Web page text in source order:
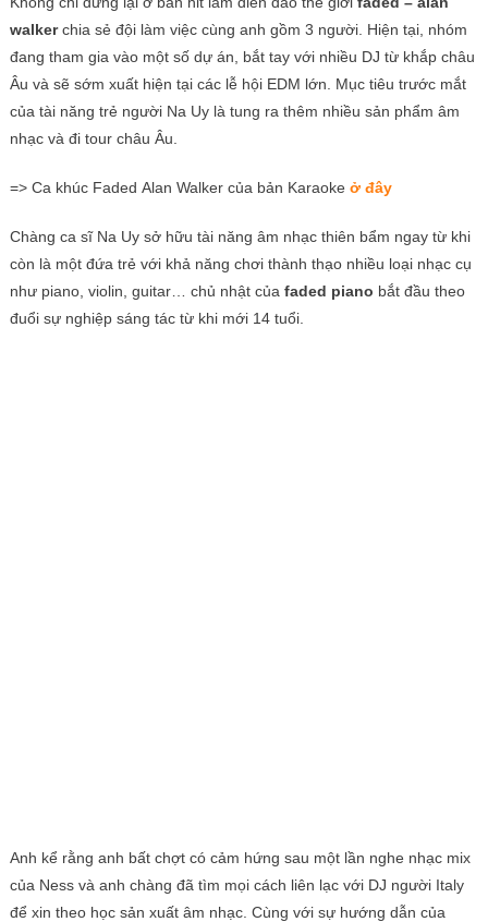
walkerchia sẻ đội làm việc cùng anh gồm 3 người. Hiện tại, nhóm
đang tham gia vào một số dự án, bắt tay với nhiều DJ từ khắp châu
Âu và sẽ sớm xuất hiện tại các lễ hội EDM lớn. Mục tiêu trước mắt
của tài năng trẻ người Na Uy là tung ra thêm nhiều sản phẩm âm
nhạc và đi tour châu Âu.
=> Ca khúc Faded Alan Walker của bản Karaoke ở đây
Chàng ca sĩ Na Uy sở hữu tài năng âm nhạc thiên bẩm ngay từ khi
còn là một đứa trẻ với khả năng chơi thành thạo nhiều loại nhạc cụ
như piano, violin, guitar… chủ nhật của faded piano bắt đầu theo
đuổi sự nghiệp sáng tác từ khi mới 14 tuổi.
Anh kể rằng anh bất chợt có cảm hứng sau một lần nghe nhạc mix
của Ness và anh chàng đã tìm mọi cách liên lạc với DJ người Italy
để xin theo học sản xuất âm nhạc. Cùng với sự hướng dẫn của